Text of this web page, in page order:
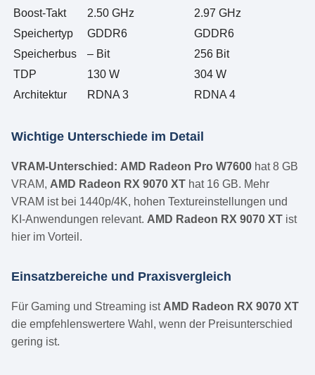
Boost-Takt
2.50 GHz
2.97 GHz
Speichertyp
GDDR6
GDDR6
Speicherbus
– Bit
256 Bit
TDP
130 W
304 W
Architektur
RDNA 3 RDNA 4
Wichtige Unterschiede im Detail
VRAM-Unterschied: AMD Radeon Pro W7600 hat 8 GB
VRAM, AMD Radeon RX 9070 XT hat 16 GB. Mehr
VRAM ist bei 1440p/4K, hohen Textureinstellungen und
KI-Anwendungen relevant. AMD Radeon RX 9070 XT ist
hier im Vorteil.
Einsatzbereiche und Praxisvergleich
Für Gaming und Streaming ist AMD Radeon RX 9070 XT
die empfehlenswertere Wahl, wenn der Preisunterschied
gering ist.